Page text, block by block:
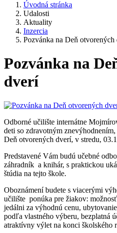
Úvodná stránka
Udalosti
Aktuality
Inzercia
Pozvánka na Deň otvorených
Pozvánka na
dverí
Odborné učilište internátne
deti so zdravotným
Deň otvorených dverí, v stredu,
Predstavené Vám budú učebné
záhradník a knihár, s praktickou
štúdia na tejto škole.
Oboznámení budete s viacerými
učilište ponúka pre žiakov:
jedálni za výhodnú cenu,
podľa vlastného výberu, bezplatná
atraktívny výlet na konci školského